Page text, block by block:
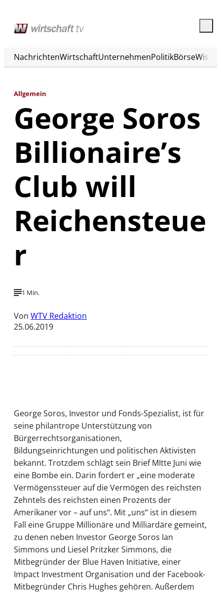
NachrichtenWirtschaftUnternehmenPolitikBörse
Allgemein
George Soros
Billionaire’s
Club will
Reichensteue
r
1 Min.
Von WTV Redaktion
25.06.2019
George Soros, Investor und Fonds-Spezialist, ist für
seine philantrope Unterstützung von
Bürgerrechtsorganisationen,
Bildungseinrichtungen und politischen Aktivisten
bekannt. Trotzdem schlägt sein Brief MItte Juni wie
eine Bombe ein. Darin fordert er „eine moderate
Vermögenssteuer auf die Vermögen des reichsten
Zehntels des reichsten einen Prozents der
Amerikaner vor – auf uns“. Mit „uns“ ist in diesem
Fall eine Gruppe Millionäre und Milliardäre gemeint,
zu denen neben Investor George Soros Ian
Simmons und Liesel Pritzker Simmons, die
Mitbegründer der Blue Haven Initiative, einer
Impact Investment Organisation und der Facebook-
Mitbegründer Chris Hughes gehören. Außerdem